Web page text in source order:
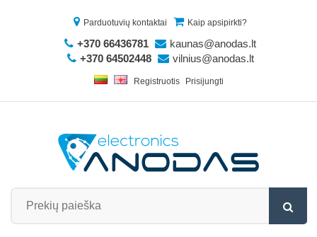
Parduotuvių kontaktai Kaip apsipirkti?
+370 66436781
kaunas@anodas.lt
+370 64502448
vilnius@anodas.lt
Registruotis Prisijungti